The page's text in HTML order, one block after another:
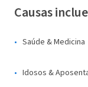
Causas
Saúde & Medicina
Idosos &